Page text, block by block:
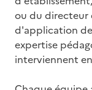
ou du directeur
d'application
expertise
interviennent